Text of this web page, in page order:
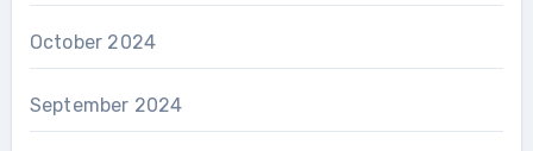
October 2024
September 2024